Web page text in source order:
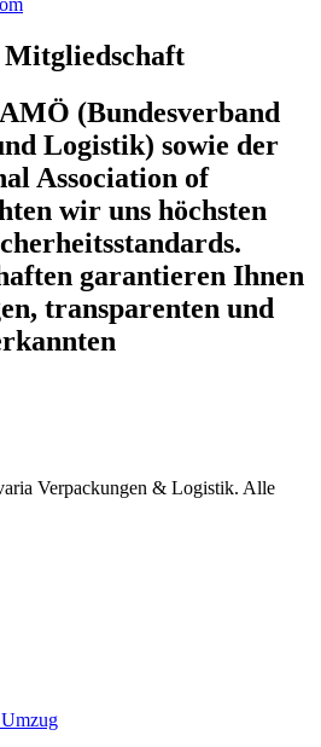
(Bundesverband
Logistik) sowie der
Association of
wir uns höchsten
garantieren Ihnen
transparenten und
Verpackungen & Logistik. Alle